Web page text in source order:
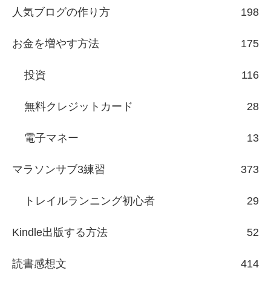
人気ブログの作り方 198
お金を増やす方法 175
投資 116
無料クレジットカード 28
電子マネー 13
マラソンサブ3練習 373
トレイルランニング初心者 29
Kindle出版する方法 52
読書感想文 414